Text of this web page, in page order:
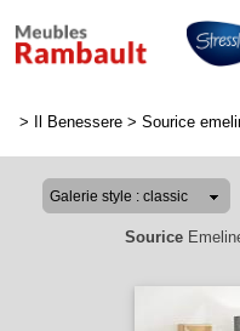
> Il Benessere > Sourice
Sourice